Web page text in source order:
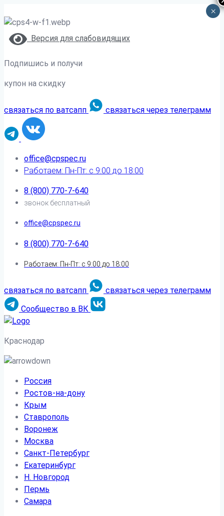
Версия для слабовидящих
Подпишись и получи
купон на скидку
связаться по ватсапп связаться через телеграмм
office@cpspec.ru
Работаем: Пн-Пт: с 9:00 до 18:00
8 (800) 770-7-640
звонок бесплатный
office@cpspec.ru
8 (800) 770-7-640
Работаем: Пн-Пт: с 9:00 до 18:00
связаться по ватсапп
связаться через телеграмм
Сообщество в ВК
Краснодар
Россия
Ростов-на-дону
Крым
Ставрополь
Воронеж
Москва
Санкт-Петербург
Екатеринбург
Н. Новгород
Пермь
Самара
×